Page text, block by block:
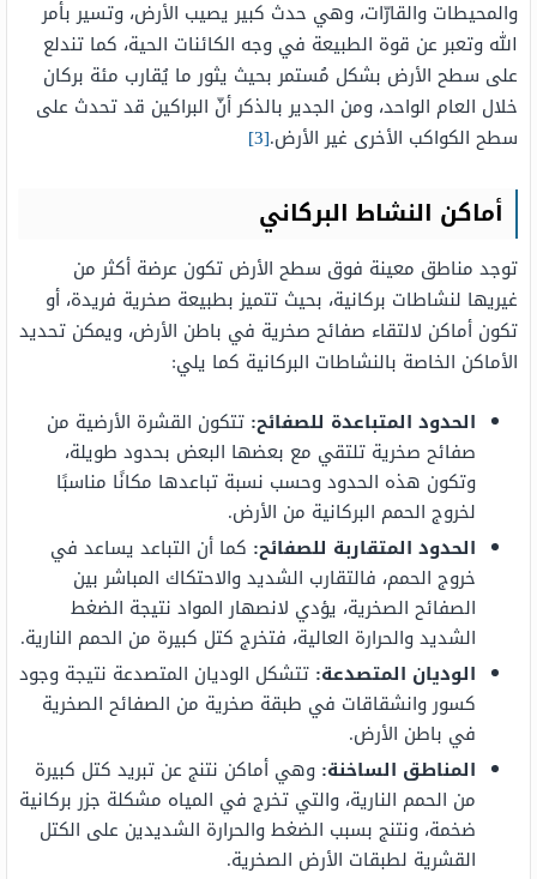
والمحيطات والقارّات، وهي حدث كبير يصيب الأرض، وتسير بأمر
الله وتعبر عن قوة الطبيعة في وجه الكائنات الحية، كما تندلع
على سطح الأرض بشكل مُستمر بحيث يثور ما يُقارب مئة بركان
خلال العام الواحد، ومن الجدير بالذكر أنّ البراكين قد تحدث على
سطح الكواكب الأخرى غير الأرض.[3]
أماكن النشاط البركاني
توجد مناطق معينة فوق سطح الأرض تكون عرضة أكثر من
غيريها لنشاطات بركانية، بحيث تتميز بطبيعة صخرية فريدة، أو
تكون أماكن لالتقاء صفائح صخرية في باطن الأرض، ويمكن تحديد
الأماكن الخاصة بالنشاطات البركانية كما يلي:
الحدود المتباعدة للصفائح: تتكون القشرة الأرضية من
صفائح صخرية تلتقي مع بعضها البعض بحدود طويلة،
وتكون هذه الحدود وحسب نسبة تباعدها مكانًا مناسبًا
لخروج الحمم البركانية من الأرض.
الحدود المتقاربة للصفائح: كما أن التباعد يساعد في
خروج الحمم، فالتقارب الشديد والاحتكاك المباشر بين
الصفائح الصخرية، يؤدي لانصهار المواد نتيجة الضغط
الشديد والحرارة العالية، فتخرج كتل كبيرة من الحمم النارية.
الوديان المتصدعة: تتشكل الوديان المتصدعة نتيجة وجود
كسور وانشقاقات في طبقة صخرية من الصفائح الصخرية
في باطن الأرض.
المناطق الساخنة: وهي أماكن نتنج عن تبريد كتل كبيرة
من الحمم النارية، والتي تخرج في المياه مشكلة جزر بركانية
ضخمة، ونتنج بسبب الضغط والحرارة الشديدين على الكتل
القشرية لطبقات الأرض الصخرية.